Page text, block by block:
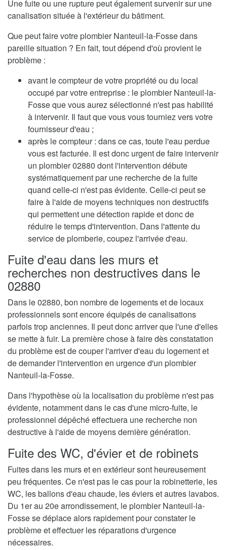
Une fuite ou une rupture peut également survenir sur une
canalisation située à l'extérieur du bâtiment.
Que peut faire votre plombier Nanteuil-la-Fosse dans
pareille situation ? En fait, tout dépend d'où provient le
problème :
avant le compteur de votre propriété ou du local
occupé par votre entreprise : le plombier Nanteuil-la-
Fosse que vous aurez sélectionné n'est pas habilité
à intervenir. Il faut que vous vous tourniez vers votre
fournisseur d'eau ;
après le compteur : dans ce cas, toute l'eau perdue
vous est facturée. Il est donc urgent de faire intervenir
un plombier 02880 dont l'intervention débute
systématiquement par une recherche de la fuite
quand celle-ci n'est pas évidente. Celle-ci peut se
faire à l'aide de moyens techniques non destructifs
qui permettent une détection rapide et donc de
réduire le temps d'intervention. Dans l'attente du
service de plomberie, coupez l'arrivée d'eau.
Fuite d'eau dans les murs et
recherches non destructives dans le
02880
Dans le 02880, bon nombre de logements et de locaux
professionnels sont encore équipés de canalisations
parfois trop anciennes. Il peut donc arriver que l'une d'elles
se mette à fuir. La première chose à faire dès constatation
du problème est de couper l'arriver d'eau du logement et
de demander l'intervention en urgence d'un plombier
Nanteuil-la-Fosse.
Dans l'hypothèse où la localisation du problème n'est pas
évidente, notamment dans le cas d'une micro-fuite, le
professionnel dépêché effectuera une recherche non
destructive à l'aide de moyens dernière génération.
Fuite des WC, d'évier et de robinets
Fuites dans les murs et en extérieur sont heureusement
peu fréquentes. Ce n'est pas le cas pour la robinetterie, les
WC, les ballons d'eau chaude, les éviers et autres lavabos.
Du 1er au 20e arrondissement, le plombier Nanteuil-la-
Fosse se déplace alors rapidement pour constater le
problème et effectuer les réparations d'urgence
nécessaires.